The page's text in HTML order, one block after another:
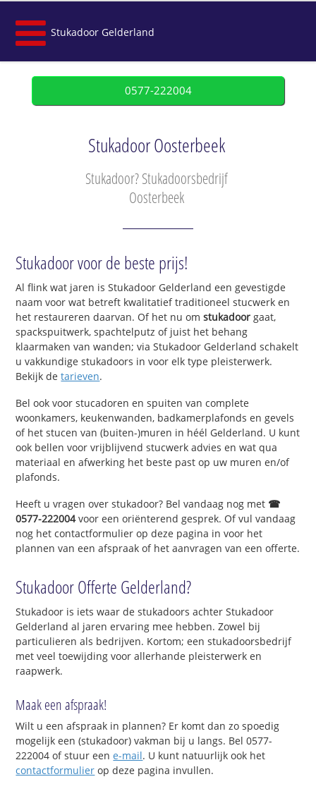
Stukadoor Gelderland
0577-222004
Stukadoor Oosterbeek
Stukadoor? Stukadoorsbedrijf
Oosterbeek
Stukadoor voor de beste prijs!
Al flink wat jaren is Stukadoor Gelderland een gevestigde
naam voor wat betreft kwalitatief traditioneel stucwerk en
het restaureren daarvan. Of het nu omstukadoor gaat,
spackspuitwerk, spachtelputz of juist het behang
klaarmaken van wanden; via Stukadoor Gelderland schakelt
u vakkundige stukadoors in voor elk type pleisterwerk.
Bekijk detarieven.
Bel ook voor stucadoren en spuiten van complete
woonkamers, keukenwanden, badkamerplafonds en gevels
of het stucen van (buiten-)muren in héél Gelderland. U kunt
ook bellen voor vrijblijvend stucwerk advies en wat qua
materiaal en afwerking het beste past op uw muren en/of
plafonds.
Heeft u vragen over stukadoor? Bel vandaag nog met ☎
0577-222004voor een oriënterend gesprek. Of vul vandaag
nog het contactformulier op deze pagina in voor het
plannen van een afspraak of het aanvragen van een offerte.
Stukadoor Offerte Gelderland?
Stukadoor is iets waar de stukadoors achter Stukadoor
Gelderland al jaren ervaring mee hebben. Zowel bij
particulieren als bedrijven. Kortom; een stukadoorsbedrijf
met veel toewijding voor allerhande pleisterwerk en
raapwerk.
Maak een afspraak!
Wilt u een afspraak in plannen? Er komt dan zo spoedig
mogelijk een (stukadoor) vakman bij u langs. Bel 0577-
222004 of stuur eene-mail. U kunt natuurlijk ook het
contactformulier op deze pagina invullen.